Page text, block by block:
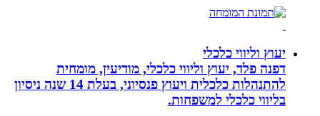
יעוץ וליווי כלכלי
דפנה פלד, יעוץ וליווי כלכלי, מודיעין, מומחית
להתנהלות כלכלית ויעוץ פנסיוני, בעלת 14 שנה ניסיון
בליווי כלכלי למשפחות.